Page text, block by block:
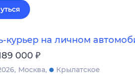
курьер на личном
000 ₽
Москва
Крылатское